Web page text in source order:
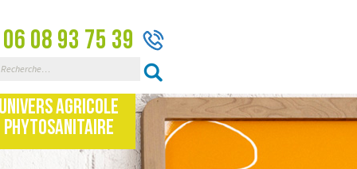
06 08 93 75 39
Rechercher :
Univers Agricole
Phytosanitaire